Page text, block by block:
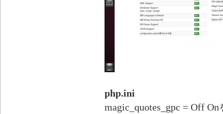
php.ini
magic_quotes_gpc = Off